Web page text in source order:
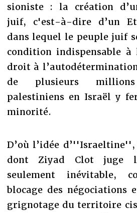
sioniste : la création
juif, c'est-à-dire d’un
dans lequel le peuple juif
condition indispensable à
droit à
de plusieurs
palestiniens en Israël y
minorité.
D’où l’idée
dont Ziyad Clot juge
seulement inévitable,
blocage des négociations
grignotage du territoire